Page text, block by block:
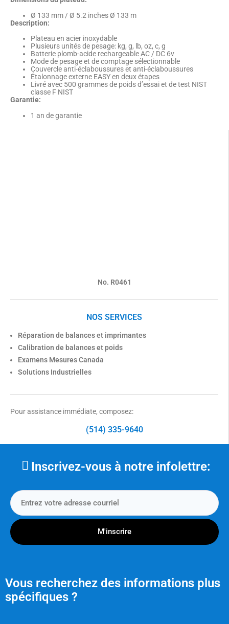
No. R0461
NOS SERVICES
Réparation de balances et imprimantes
Calibration de balances et poids
Examens Mesures Canada
Solutions Industrielles
Pour assistance immédiate, composez:
(514) 335-9640
Ø 133 mm / Ø 5.2 inches Ø 133 m
Description:
Plateau en acier inoxydable
Plusieurs unités de pesage: kg, g, lb, oz, c, g
Batterie plomb-acide rechargeable AC / DC 6v
Mode de pesage et de comptage sélectionnable
Couvercle anti-éclaboussures et anti-éclaboussures
Étalonnage externe EASY en deux étapes
Livré avec 500 grammes de poids d’essai et de test NIST
classe F NIST
Garantie:
1 an de garantie
Inscrivez-vous à notre infolettre:
M'inscrire
Vous recherchez des informations plus
spécifiques ?